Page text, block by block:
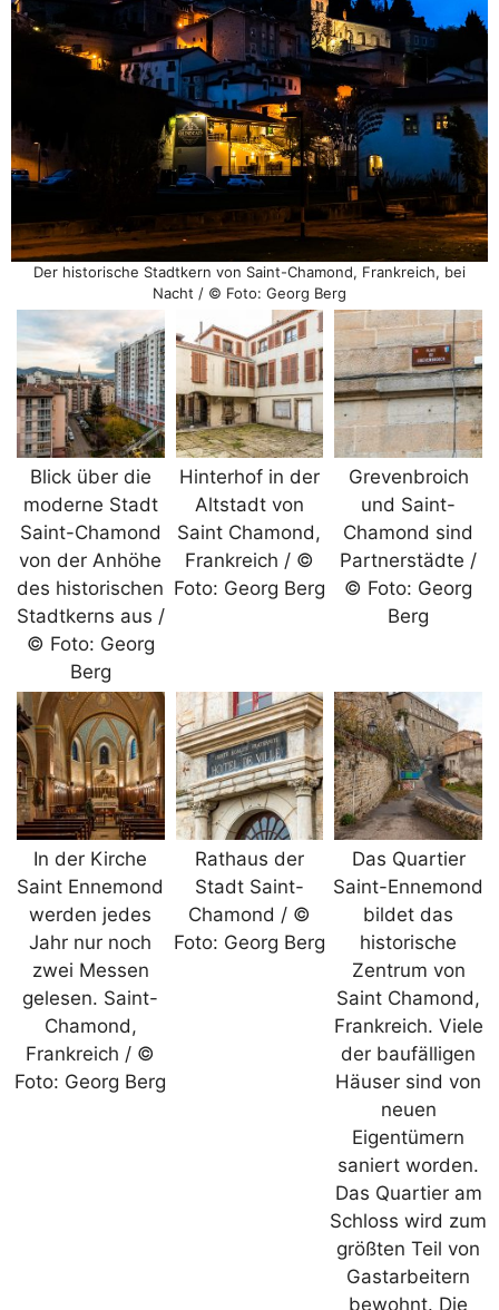
Der historische Stadtkern von Saint-Chamond, Frankreich, bei
Nacht / © Foto: Georg Berg
Blick über die
moderne Stadt
Saint-Chamond
von der Anhöhe
des historischen
Stadtkerns aus /
© Foto: Georg
Berg
Hinterhof in der
Altstadt von
Saint Chamond,
Frankreich / ©
Foto: Georg Berg
Grevenbroich
und Saint-
Chamond sind
Partnerstädte /
© Foto: Georg
Berg
In der Kirche
Saint Ennemond
werden jedes
Jahr nur noch
zwei Messen
gelesen. Saint-
Chamond,
Frankreich / ©
Foto: Georg Berg
Rathaus der
Stadt Saint-
Chamond / ©
Foto: Georg Berg
Das Quartier
Saint-Ennemond
bildet das
historische
Zentrum von
Saint Chamond,
Frankreich. Viele
der baufälligen
Häuser sind von
neuen
Eigentümern
saniert worden.
Das Quartier am
Schloss wird zum
größten Teil von
Gastarbeitern
bewohnt. Die